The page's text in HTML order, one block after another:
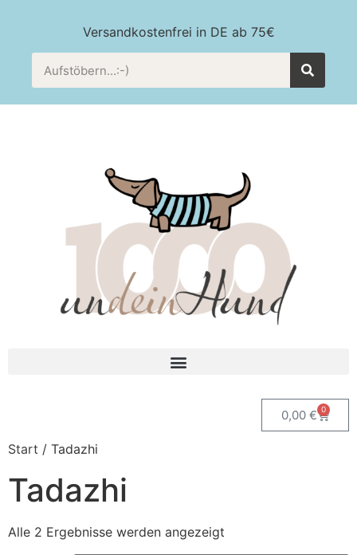
Versandkostenfrei in DE ab 75€
0,00 € 0
Start / Tadazhi
Tadazhi
Alle 2 Ergebnisse werden angezeigt